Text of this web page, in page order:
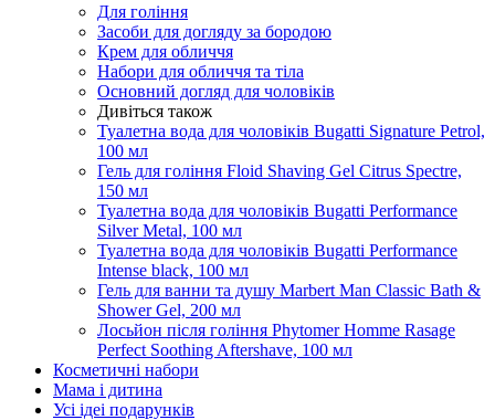
Для гоління
Засоби для догляду за бородою
Крем для обличчя
Набори для обличчя та тіла
Основний догляд для чоловіків
Дивіться також
Туалетна вода для чоловіків Bugatti Signature Petrol,
100 мл
Гель для гоління Floid Shaving Gel Citrus Spectre,
150 мл
Туалетна вода для чоловіків Bugatti Performance
Silver Metal, 100 мл
Туалетна вода для чоловіків Bugatti Performance
Intense black, 100 мл
Гель для ванни та душу Marbert Man Classic Bath &
Shower Gel, 200 мл
Лосьйон після гоління Phytomer Homme Rasage
Perfect Soothing Aftershave, 100 мл
Косметичні набори
Мама і дитина
Усi iдеi подарункiв